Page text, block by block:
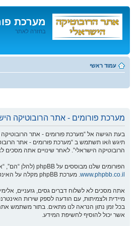
מערכת
בחזרה לאתר
לתוכן
עמוד ראשי
מערכת פורומים - אתר הרובוטיקה
תיגש ו/או תשתמש ב “מערכת פורומים - אתר
הרובוטיקה הישראלי”. לאחר שינויים אתה מסכים
הפורומים שלנו מבוססים על phpBB (להלן “הם”, “אותם”, “שלהם”, “מערכת phpBB”, “www.phpbb.co.il”, “קבוצת phpBB”, “צוות phpBBהישראלי”) אשר הינה מערכת בולטיין המשוחררת תחת הסכם “
www.phpbb.co.il . מערכת phpBB מקלה על האינטרנט המבוסס דיונים בלבד, קבוצת phpBB אינה אחראית לכל מה שאנו מאפשרים ו/או לא מאפשרים בתור תוכן מורשה ו/או מנוהל. למידע נוסף לגבי phpBB, ראה:
אתה מסכים לא לשלוח דברים גסים, גזעניים,
אשר יכול להוסיף לחשיפת המידע.